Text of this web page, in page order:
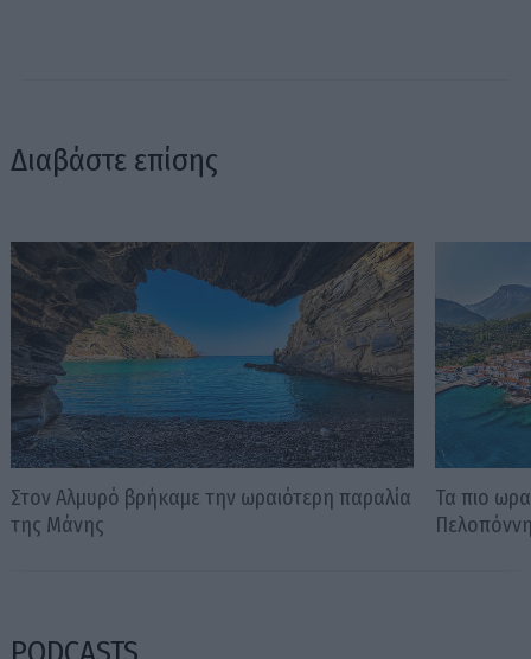
Διαβάστε επίσης
Στον Αλμυρό βρήκαμε την ωραιότερη παραλία
της Μάνης
Τα πιο